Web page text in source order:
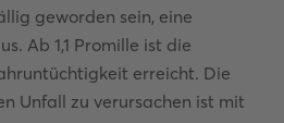
geworden sein, eine
Ab 1,1 Promille ist die
erreicht. Die
Unfall zu verursachen ist mit